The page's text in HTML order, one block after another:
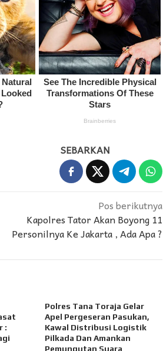
SEBARKAN
Pos berikutnya
Kapolres Tator Akan Boyong 11
Personilnya Ke Jakarta , Ada Apa ?
:
Polres Tana Toraja Gelar
Apel Pergeseran Pasukan,
Kawal Distribusi Logistik
Pilkada Dan Amankan
Pemungutan Suara